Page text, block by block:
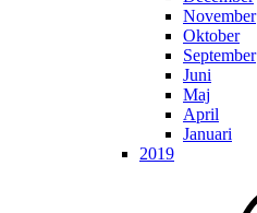
November
Oktober
September
Juni
Maj
April
Januari
2019